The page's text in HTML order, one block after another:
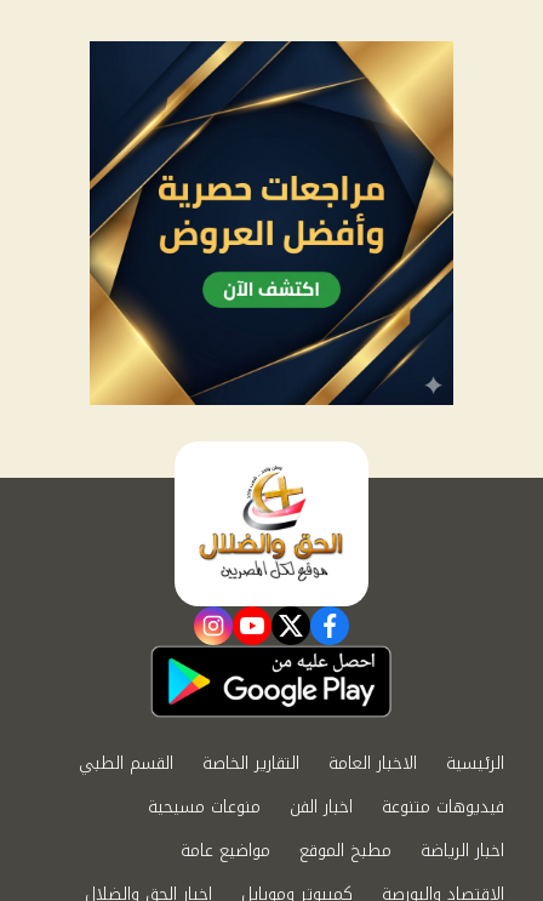
facebook
twitter
youtube
instagram
الرئيسية الاخبار العامة التقارير الخاصة
القسم الطبي
فيديوهات متنوعة
اخبار الفن
منوعات مسيحية
اخبار الرياضة
مطبخ الموقع
مواضيع عامة
الاقتصاد والبورصة
كمبيوتر وموبايل اخبار الحق والضلال